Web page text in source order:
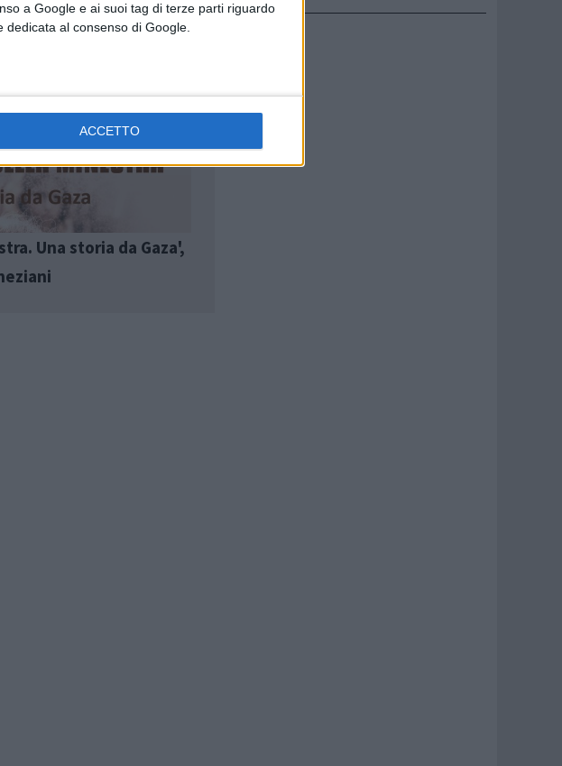
a Google e ai suoi tag di terze parti riguardo
dedicata al consenso di Google.
ACCETTO
Una storia da Gaza',